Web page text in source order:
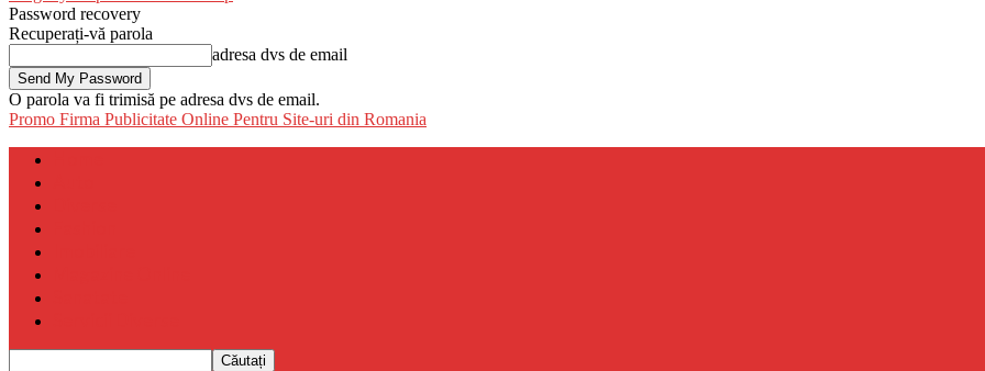
Password recovery
Recuperați-vă parola
adresa dvs de email
O parola va fi trimisă pe adresa dvs de email.
Promo Firma Publicitate Online Pentru Site-uri din Romania